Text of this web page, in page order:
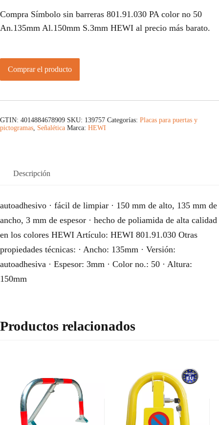
Compra Símbolo sin barreras 801.91.030 PA color no 50
An.135mm Al.150mm S.3mm HEWI al precio más barato.
Comprar el producto
GTIN: 4014884678909 SKU: 139757 Categorías: Placas para puertas y
pictogramas, Señalética Marca: HEWI
Descripción
autoadhesivo · fácil de limpiar · 150 mm de alto, 135 mm de
ancho, 3 mm de espesor · hecho de poliamida de alta calidad
en los colores HEWI Artículo: HEWI 801.91.030 Otras
propiedades técnicas: · Ancho: 135mm · Versión:
autoadhesiva · Espesor: 3mm · Color no.: 50 · Altura:
150mm
Productos relacionados